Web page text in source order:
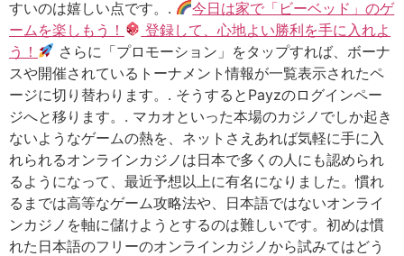
すいのは嬉しい点です。.
今日は家で「ビーベッド」のゲ
ームを楽しもう！
登録して、心地よい勝利を手に入れよ
う！
さらに「プロモーション」をタップすれば、ボーナ
スや開催されているトーナメント情報が一覧表示されたペ
ージに切り替わります。. そうするとPayzのログインペー
ジへと移ります。. マカオといった本場のカジノでしか起き
ないようなゲームの熱を、ネットさえあれば気軽に手に入
れられるオンラインカジノは日本で多くの人にも認められ
るようになって、最近予想以上に有名になりました。慣れ
るまでは高等なゲーム攻略法や、日本語ではないオンライ
ンカジノを軸に儲けようとするのは難しいです。初めは慣
れた日本語のフリーのオンラインカジノから試みてはどう